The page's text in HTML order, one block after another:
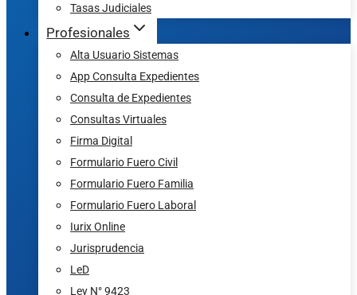
Tasas Judiciales
Profesionales
Alta Usuario Sistemas
App Consulta Expedientes
Consulta de Expedientes
Consultas Virtuales
Firma Digital
Formulario Fuero Civil
Formulario Fuero Familia
Formulario Fuero Laboral
Iurix Online
Jurisprudencia
LeD
Ley N° 9423